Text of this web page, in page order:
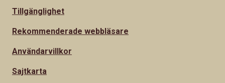
Tillgänglighet
Rekommenderade webbläsare
Användarvillkor
Sajtkarta